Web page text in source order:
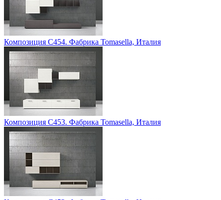
Композиция C454. Фабрика Tomasella, Италия
Композиция C453. Фабрика Tomasella, Италия